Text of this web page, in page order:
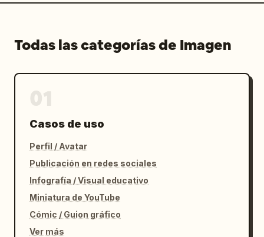
Todas las categorías de Imagen
Casos de uso
Perfil / Avatar
Publicación en redes sociales
Infografía / Visual educativo
Miniatura de YouTube
Cómic / Guion gráfico
Ver más